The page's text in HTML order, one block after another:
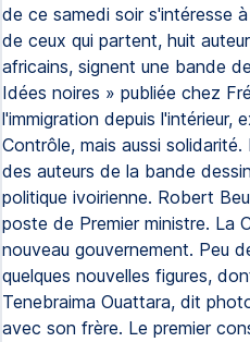
de ce samedi soir s'intéresse
de ceux qui partent, huit
africains, signent une bande
Idées noires » publiée chez
l'immigration depuis l'intérieur,
Contrôle, mais aussi
des auteurs de la bande
politique ivoirienne. Robert
poste de Premier ministre. La
nouveau gouvernement. Peu
quelques nouvelles figures,
Tenebraima Ouattara, dit
avec son frère. Le premier